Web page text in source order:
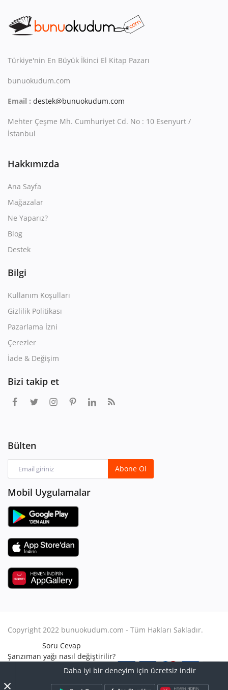
Daha iyi bir deneyim için ücretsiz indir
Destek Merkezi
Mağazalar
Blog
İletişim
TRY (₺)
Türkiye'nin En Büyük İkinci El Kitap Pazarı
bunuokudum.com
Email : destek@bunuokudum.com
Mehter Çeşme Mh. Cumhuriyet Cd. No : 10 Esenyurt /
İstanbul
Hakkımızda
Ana Sayfa
Mağazalar
Ne Yaparız?
Blog
Destek
Bilgi
Kullanım Koşulları
Gizlilik Politikası
Pazarlama İzni
Çerezler
İade & Değişim
Bizi takip et
Bülten
Abone Ol
Mobil Uygulamalar
Copyright 2022 bunuokudum.com - Tüm Hakları Sakladır.
Soru Cevap
Şanzıman yağı nasıl değiştirilir?
Aile Hukuku
Avukat Nasıl Olunur?
Turbo arızası nasıl anlaşılır?